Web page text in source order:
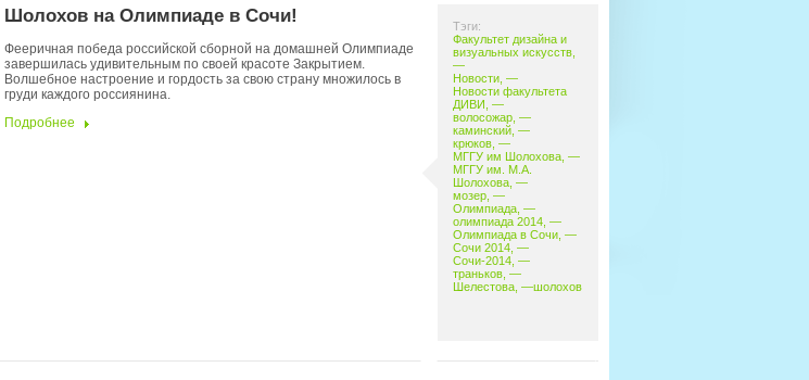
Тэги:
Факультет дизайна и
визуальных искусств,
—
Новости, —
Новости факультета
ДИВИ
, —
волосожар, —
каминский, —
крюков, —
МГГУ им Шолохова, —
МГГУ им. М.А.
Шолохова, —
мозер, —
Олимпиада, —
олимпиада 2014, —
Олимпиада в Сочи, —
Сочи 2014, —
Сочи-2014, —
траньков, —
Шелестова, —шолохов
Шолохов на Олимпиаде в Сочи!
Фееричная победа российской сборной на домашней Олимпиаде
завершилась удивительным по своей красоте Закрытием.
Волшебное настроение и гордость за свою страну множилось в
груди каждого россиянина.
Подробнее